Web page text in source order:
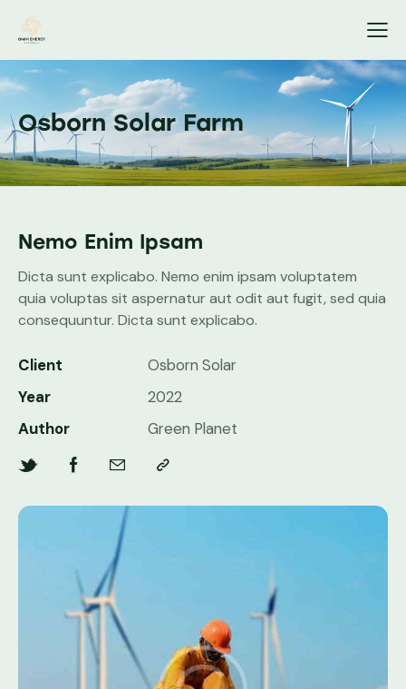
Osborn Solar Farm
Nemo Enim Ipsam
Dicta sunt explicabo. Nemo enim ipsam voluptatem
quia voluptas sit aspernatur aut odit aut fugit, sed quia
consequuntur. Dicta sunt explicabo.
Client
Osborn Solar
Year
2022
Author
Green Planet